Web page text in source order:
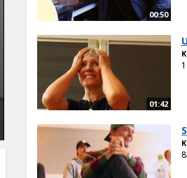
00:50
01:42